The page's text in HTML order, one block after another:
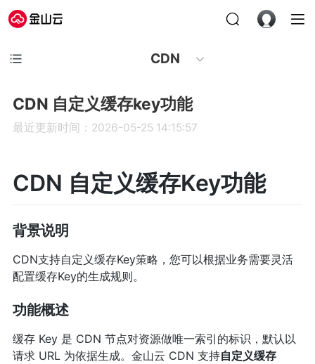
CDN
CDN 自定义缓存key功能
最近更新时间：2026-05-25 14:15:57
CDN 自定义缓存Key功能
背景说明
CDN支持自定义缓存Key策略，您可以根据业务需要灵活
配置缓存Key的生成规则。
功能概述
缓存 Key 是 CDN 节点对资源做唯一索引的标识，默认以
请求 URL 为依据生成。金山云 CDN 支持自定义缓存